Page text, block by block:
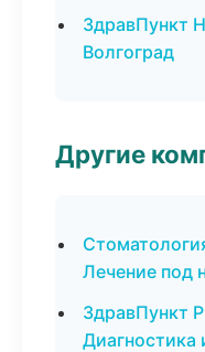
ЗдравПункт
Волгоград
Другие
Лечение под
ЗдравПункт
Диагностика